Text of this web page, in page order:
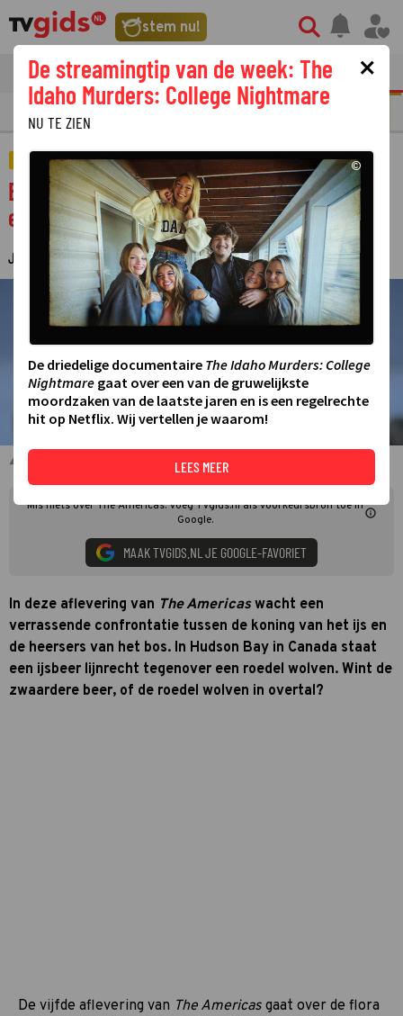
stem nu!
tvgids streaming nieuws
STREAMING
AMUSEMENT
Een ijsbeer komt oog in oog te staan met
een roedel wolven in The Americas
JUDITH REGELING ·1 AUGUSTUS 2025 12:19
Roedel wolven in The Americas
Mis niets over The Americas. Voeg TVgids.nl als voorkeursbron toe in
Google.
MAAK TVGIDS.NL JE GOOGLE-FAVORIET
In deze aflevering van The Americaswacht een
verrassende confrontatie tussen de koning van het ijs en
de heersers van het bos. In Hudson Bay in Canada staat
een ijsbeer lijnrecht tegenover een roedel wolven. Wint de
zwaardere beer, of de roedel wolven in overtal?
De vijfde aflevering van The Americas gaat over de flora
×
De streamingtip van de week: The
Idaho Murders: College Nightmare
NU TE ZIEN
©
De driedelige documentaire The Idaho Murders: College
Nightmare gaat over een van de gruwelijkste
moordzaken van de laatste jaren en is een regelrechte
hit op Netflix. Wij vertellen je waarom!
LEES MEER